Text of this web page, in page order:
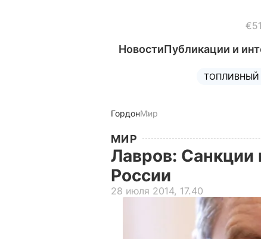
НовостиПубликации и
ТОПЛИВНЫЙ
ГордонМир
МИР
Лавров: Санкции
России
28 июля 2014, 17.40